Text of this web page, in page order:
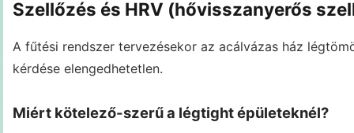
Szellőzés és HRV (hővisszanyerős
A fűtési rendszer tervezésekor az acálvázas ház
kérdése elengedhetetlen.
Miért kötelező-szerű a légtight épületeknél?